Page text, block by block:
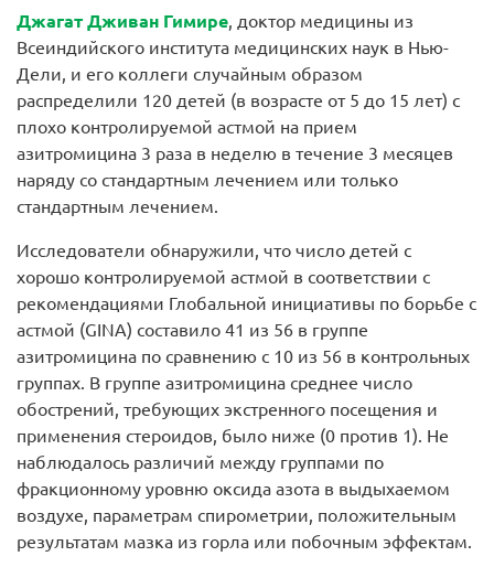
Джагат Дживан Гимире, доктор медицины из
Всеиндийского института медицинских наук в Нью-
Дели, и его коллеги случайным образом
распределили 120 детей (в возрасте от 5 до 15 лет) с
плохо контролируемой астмой на прием
азитромицина 3 раза в неделю в течение 3 месяцев
наряду со стандартным лечением или только
стандартным лечением.
Исследователи обнаружили, что число детей с
хорошо контролируемой астмой в соответствии с
рекомендациями Глобальной инициативы по борьбе с
астмой (GINA) составило 41 из 56 в группе
азитромицина по сравнению с 10 из 56 в контрольных
группах. В группе азитромицина среднее число
обострений, требующих экстренного посещения и
применения стероидов, было ниже (0 против 1). Не
наблюдалось различий между группами по
фракционному уровню оксида азота в выдыхаемом
воздухе, параметрам спирометрии, положительным
результатам мазка из горла или побочным эффектам.